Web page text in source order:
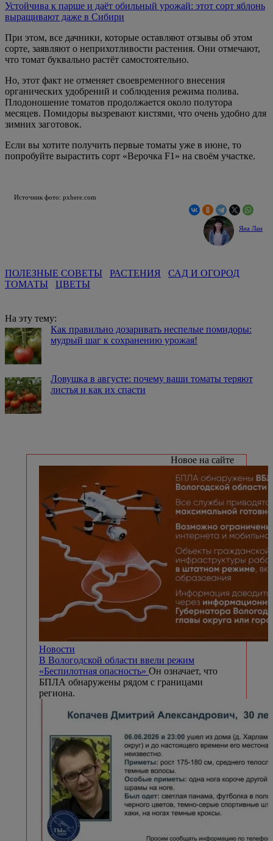
Устойчива к парше и даёт обильный урожай: этот сорт яблонь
выращивают даже в Сибири
При этом, все дачники, которые оставляют отзывы об этом
сорте, заявляют о неприхотливости растения. Они отмечают,
что томат буквально растёт самостоятельно.
Но, этот факт не отменяет своевременного внесения
органических удобрений и соблюдения режима полива.
Плодоношение томатов продолжается около полутора
месяцев. Помидоры вызревают кистями, что очень удобно для
зимних заготовок.
Если вы хотите получить первые томаты уже в июне, то
попробуйте вырастить сорт «Верочка F1» на своём участке.
Источник фото: pxhere.com
Яна Лан
ПОЛЕЗНЫЕ СОВЕТЫ РАСТЕНИЯ
САД И ОГОРОД
ТОМАТЫ
ЦВЕТЫ
На эту тему:
Как правильно дозаривать неспелые помидоры:
мудрый шаг к сохранению урожая!
Ловушка в августе: почему ваши томаты теряют
листья и как их спасти
Новое на сайте
Новости
В Вологодской области ввели режим
«Беспилотная опасность» Он означает, что
БПЛА обнаружены рядом с границами
региона.